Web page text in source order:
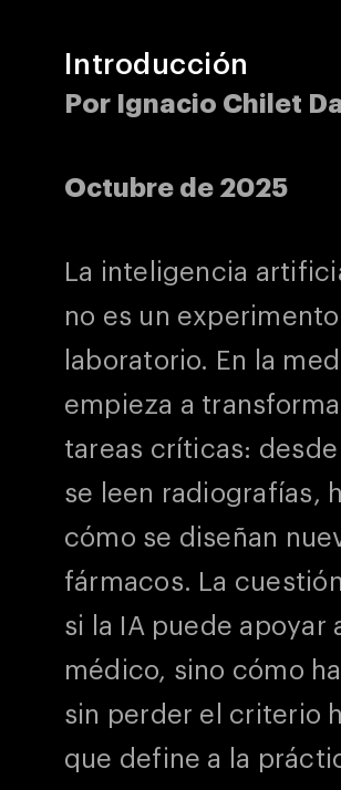
Introducción
Por Ignacio Chilet
Octubre de 2025
La inteligencia
no es un
laboratorio. En la
empieza a
tareas críticas:
se leen radiografías,
cómo se diseñan
fármacos. La
si la IA puede apoyar
médico, sino cómo
sin perder el criterio
que define a la